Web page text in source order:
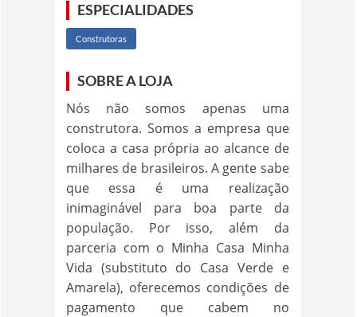
ESPECIALIDADES
Construtoras
SOBRE A LOJA
Nós não somos apenas uma
construtora. Somos a empresa que
coloca a casa própria ao alcance de
milhares de brasileiros. A gente sabe
que essa é uma realização
inimaginável para boa parte da
população. Por isso, além da
parceria com o Minha Casa Minha
Vida (substituto do Casa Verde e
Amarela), oferecemos condições de
pagamento que cabem no